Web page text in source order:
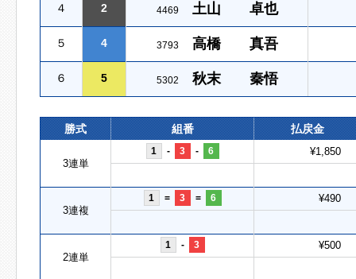
４ 2 4469 土山 卓也
５ 4 3793 高橋 真吾
６ 5 5302 秋末 秦悟
勝式 組番 払戻金
3連単
1 - 3 - 6 ¥1,850
3連複
1 = 3 = 6 ¥490
2連単
1 - 3 ¥500